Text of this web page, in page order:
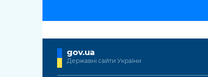
gov.ua
Державні сайти України